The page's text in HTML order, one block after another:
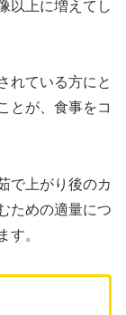
以上に増えてし
れている方にと
とが、食事をコ
で上がり後のカ
ための適量につ
す。